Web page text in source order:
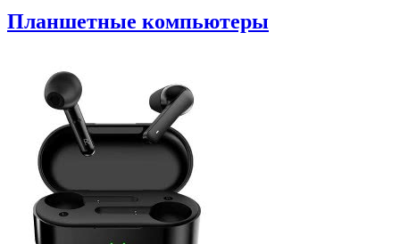
Планшетные компьютеры